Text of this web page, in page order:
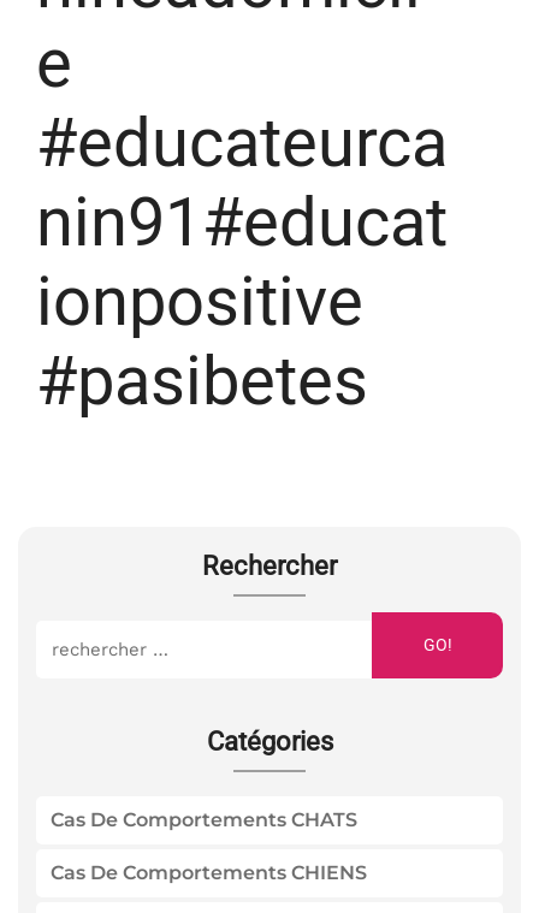
e
#educateurca
nin91#educat
ionpositive
#pasibetes
Rechercher
GO!
Catégories
Cas De Comportements CHATS
Cas De Comportements CHIENS